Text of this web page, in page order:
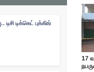
டிக்கெட் புக்கிங்
17